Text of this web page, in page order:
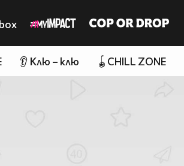
👂 Клю – клю 🪀CHILL ZONE